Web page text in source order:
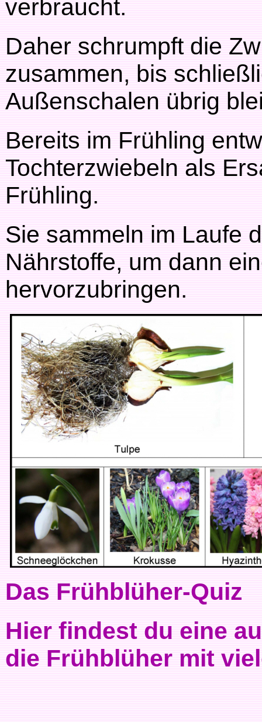
verbraucht.
Daher schrumpft die
zusammen, bis
Außenschalen übrig
Bereits im Frühling
Tochterzwiebeln als
Frühling.
Sie sammeln im Laufe
Nährstoffe, um dann
hervorzubringen.
Das Frühblüher-Quiz
Hier findest du eine
die Frühblüher mit